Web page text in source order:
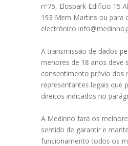
nº75, Elospark-Edifício 15
193 Mem Martins ou para
electrónico
A transmissão de dados
menores de 18 anos deve
consentimento prévio dos
representantes legais que
direitos indicados no
A Medinno fará os
sentido de garantir e
funcionamento todos os